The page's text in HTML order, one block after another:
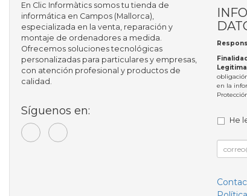
En Clic Informàtics somos tu tienda de
informática en Campos (Mallorca),
especializada en la venta, reparación y
montaje de ordenadores a medida.
Ofrecemos soluciones tecnológicas
personalizadas para particulares y empresas,
con atención profesional y productos de
calidad.
Síguenos en:
Finalidad
en la
He